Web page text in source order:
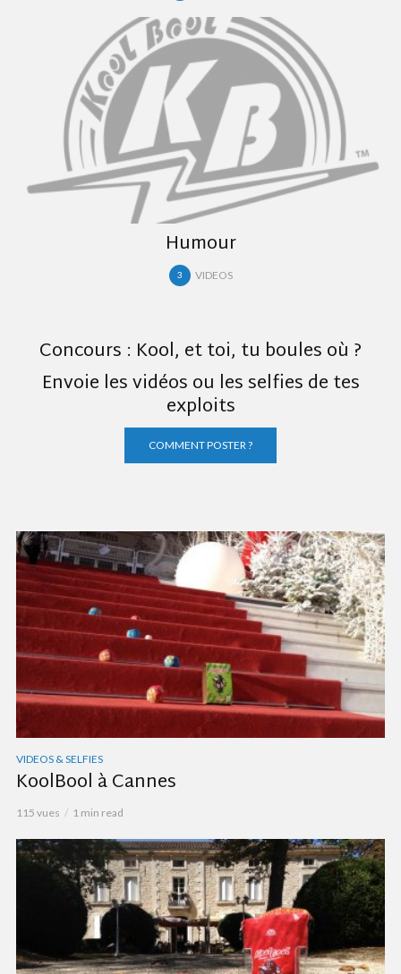
Humour
3 VIDEOS
Concours : Kool, et toi, tu boules où ?
Envoie les vidéos ou les selfies de tes
exploits
COMMENT POSTER ?
VIDEOS & SELFIES
KoolBool à Cannes
115 vues 1 min read